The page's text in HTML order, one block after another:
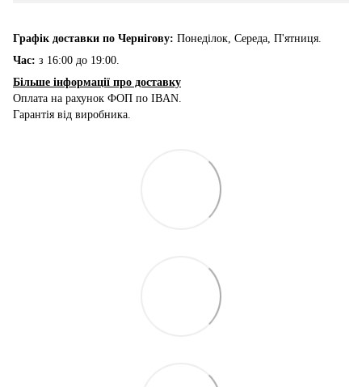
Графік доставки по Чернігову: Понеділок, Середа, П'ятниця.
Час: з 16:00 до 19:00.
Більше інформації про доставку
Оплата на рахунок ФОП по IBAN.
Гарантія від виробника.